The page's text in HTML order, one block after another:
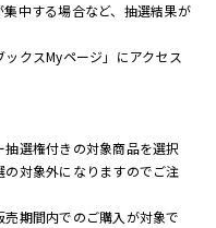
中する場合など、抽選結果が
クスMyページ」にアクセス
選権付きの対象商品を選択
対象外になりますのでご注
期間内でのご購入が対象で